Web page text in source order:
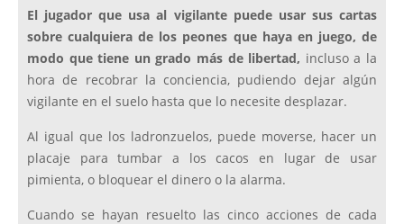
El jugador que usa al vigilante puede usar sus cartas
sobre cualquiera de los peones que haya en juego, de
modo que tiene un grado más de libertad, incluso a la
hora de recobrar la conciencia, pudiendo dejar algún
vigilante en el suelo hasta que lo necesite desplazar.
Al igual que los ladronzuelos, puede moverse, hacer un
placaje para tumbar a los cacos en lugar de usar
pimienta, o bloquear el dinero o la alarma.
Cuando se hayan resuelto las cinco acciones de cada